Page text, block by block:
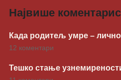
Највише
Када родитељ умре –
12 коментари
Тешко стање